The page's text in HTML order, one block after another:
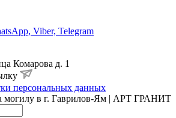
Viber, Telegram
Комарова д. 1
персональных данных
могилу в г. Гаврилов-Ям | АРТ ГРАНИТ